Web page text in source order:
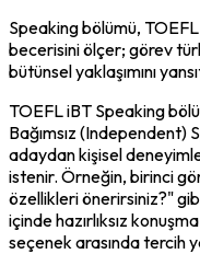
Speaking bölümü,
becerisini ölçer; görev
bütünsel yaklaşımını
TOEFL iBT Speaking
Bağımsız (Independent)
adaydan kişisel
istenir. Örneğin, birinci
özellikleri önerirsiniz?"
içinde hazırlıksız
seçenek arasında tercih